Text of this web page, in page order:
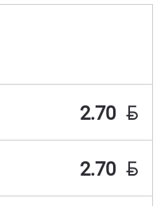
2.70 BYN
2.70 BYN